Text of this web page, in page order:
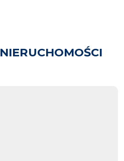
NIERUCHOMOŚCI